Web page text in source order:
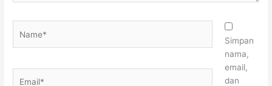
Simpan
nama,
email,
dan